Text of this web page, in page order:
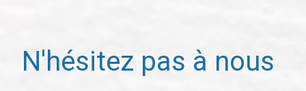
N'hésitez pas à nous